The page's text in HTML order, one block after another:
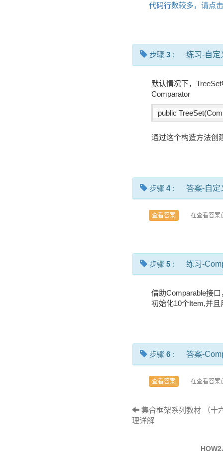
代码行数较多，请点
步骤 3 : 练习-自
默认情况下，
Comparator
public
通过这个构造方法创
步骤 4: 答案-自
查看答案 在查看答案
步骤 5 : 练习-
借助Comparable接
初始化10个Item,并
步骤 6 : 答案-
查看答案 在查看答案
集合框架系列教材 （十
理详解